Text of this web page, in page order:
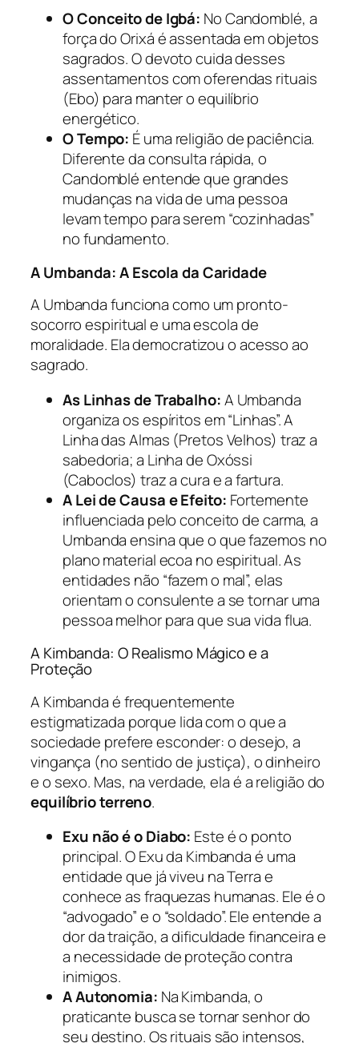
O Conceito de Igbá: No Candomblé, a
força do Orixá é assentada em objetos
sagrados. O devoto cuida desses
assentamentos com oferendas rituais
(Ebo) para manter o equilíbrio
energético.
O Tempo: É uma religião de paciência.
Diferente da consulta rápida, o
Candomblé entende que grandes
mudanças na vida de uma pessoa
levam tempo para serem “cozinhadas”
no fundamento.
A Umbanda: A Escola da Caridade
A Umbanda funciona como um pronto-
socorro espiritual e uma escola de
moralidade. Ela democratizou o acesso ao
sagrado.
As Linhas de Trabalho:A Umbanda
organiza os espíritos em “Linhas”. A
Linha das Almas (Pretos Velhos) traz a
sabedoria; a Linha de Oxóssi
(Caboclos) traz a cura e a fartura.
A Lei de Causa e Efeito: Fortemente
influenciada pelo conceito de carma, a
Umbanda ensina que o que fazemos no
plano material ecoa no espiritual. As
entidades não “fazem o mal”, elas
orientam o consulente a se tornar uma
pessoa melhor para que sua vida flua.
A Kimbanda: O Realismo Mágico e a
Proteção
A Kimbanda é frequentemente
estigmatizada porque lida com o que a
sociedade prefere esconder: o desejo, a
vingança (no sentido de justiça), o dinheiro
e o sexo. Mas, na verdade, ela é a religião do
equilíbrio terreno.
Exu não é o Diabo: Este é o ponto
principal. O Exu da Kimbanda é uma
entidade que já viveu na Terra e
conhece as fraquezas humanas. Ele é o
“advogado” e o “soldado”. Ele entende a
dor da traição, a dificuldade financeira e
a necessidade de proteção contra
inimigos.
A Autonomia: Na Kimbanda, o
praticante busca se tornar senhor do
seu destino. Os rituais são intensos,